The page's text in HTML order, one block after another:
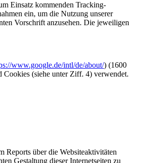
Einsatz kommenden Tracking-
ein, um die Nutzung unserer
Vorschrift anzusehen. Die jeweiligen
www.google.de/intl/de/about/) (1600
(siehe unter Ziff. 4) verwendet.
Reports über die Websiteaktivitäten
Gestaltung dieser Internetseiten zu